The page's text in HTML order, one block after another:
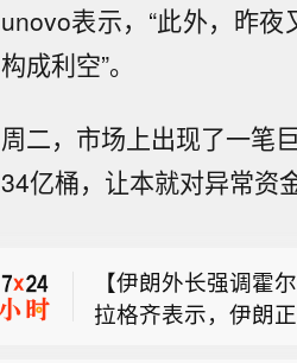
unovo表示，“此外，昨
构成利空”。
周二，市场上出现了一笔
34亿桶，让本就对异常资
伊朗外长阿拉格齐
【伊朗外长强调霍
拉格齐表示，伊朗